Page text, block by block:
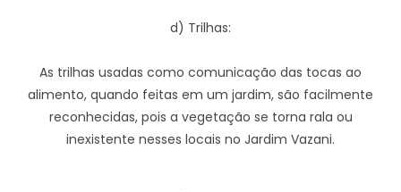
d) Trilhas:
As trilhas usadas como comunicação das tocas ao
alimento, quando feitas em um jardim, são facilmente
reconhecidas, pois a vegetação se torna rala ou
inexistente nesses locais no Jardim Vazani.